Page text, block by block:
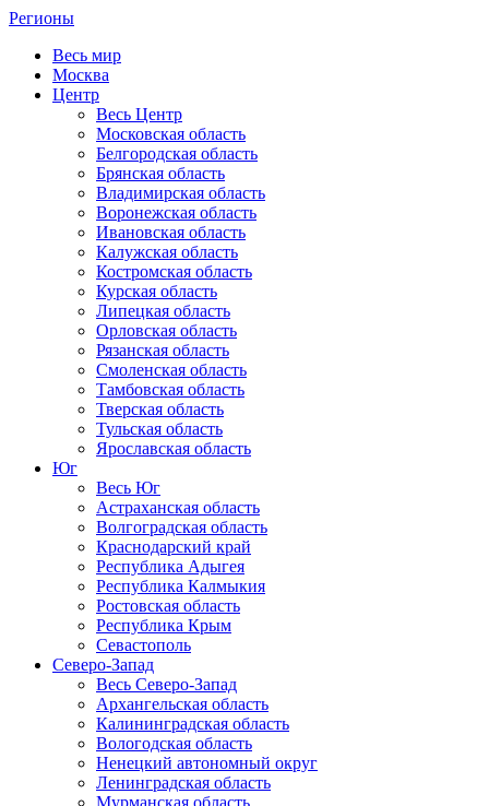
Регионы
Весь мир
Москва
Центр
Весь Центр
Московская область
Белгородская область
Брянская область
Владимирская область
Воронежская область
Ивановская область
Калужская область
Костромская область
Курская область
Липецкая область
Орловская область
Рязанская область
Смоленская область
Тамбовская область
Тверская область
Тульская область
Ярославская область
Юг
Весь Юг
Астраханская область
Волгоградская область
Краснодарский край
Республика Адыгея
Республика Калмыкия
Ростовская область
Республика Крым
Севастополь
Северо-Запад
Весь Северо-Запад
Архангельская область
Калининградская область
Вологодская область
Ненецкий автономный округ
Ленинградская область
Мурманская область